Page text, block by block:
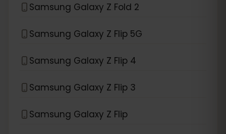
Samsung Galaxy Z Fold 2
Samsung Galaxy Z Flip 5G
Samsung Galaxy Z Flip 4
Samsung Galaxy Z Flip 3
Samsung Galaxy Z Flip